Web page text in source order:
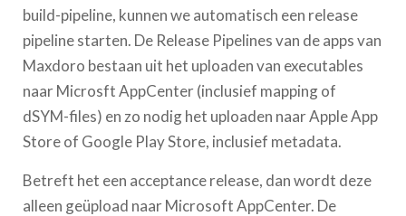
build-pipeline, kunnen we automatisch een release
pipeline starten. De Release Pipelines van de apps van
Maxdoro bestaan uit het uploaden van executables
naar Microsft AppCenter (inclusief mapping of
dSYM-files) en zo nodig het uploaden naar Apple App
Store of Google Play Store, inclusief metadata.
Betreft het een acceptance release, dan wordt deze
alleen geüpload naar Microsoft AppCenter. De